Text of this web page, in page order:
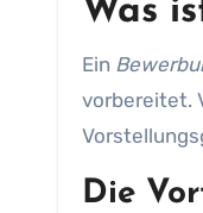
Was
Ein
vorbereitet.
Die